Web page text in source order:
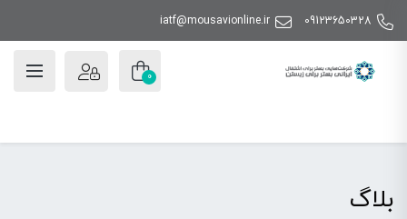
09123650328
iatf@mousavionline.ir
0
بلاگ